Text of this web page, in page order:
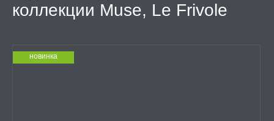
коллекции Muse, Le Frivole
новинка